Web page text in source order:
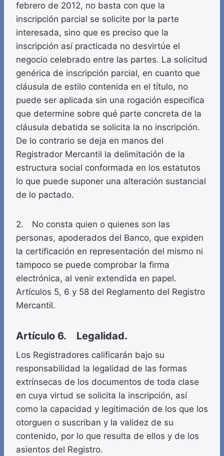
febrero de 2012, no basta con que la
inscripción parcial se solicite por la parte
interesada, sino que es preciso que la
inscripción así practicada no desvirtúe el
negocio celebrado entre las partes. La solicitud
genérica de inscripción parcial, en cuanto que
cláusula de estilo contenida en el título, no
puede ser aplicada sin una rogación especifica
que determine sobre qué parte concreta de la
cláusula debatida se solicita la no inscripción.
De lo contrario se deja en manos del
Registrador Mercantil la delimitación de la
estructura social conformada en los estatutos
lo que puede suponer una alteración sustancial
de lo pactado.
2. No consta quien o quienes son las
personas, apoderados del Banco, que expiden
la certificación en representación del mismo ni
tampoco se puede comprobar la firma
electrónica, al venir extendida en papel.
Artículos 5, 6 y 58 del Reglamento del Registro
Mercantil.
Artículo 6. Legalidad.
Los Registradores calificarán bajo su
responsabilidad la legalidad de las formas
extrínsecas de los documentos de toda clase
en cuya virtud se solicita la inscripción, así
como la capacidad y legitimación de los que los
otorguen o suscriban y la validez de su
contenido, por lo que resulta de ellos y de los
asientos del Registro.